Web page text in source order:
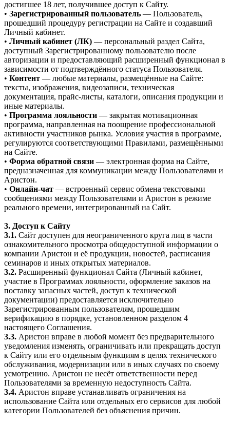
достигшее 18 лет, получившее доступ к Сайту.
• Зарегистрированный пользователь — Пользователь,
прошедший процедуру регистрации на Сайте и создавший
Личный кабинет.
• Личный кабинет (ЛК) — персональный раздел Сайта,
доступный Зарегистрированному пользователю после
авторизации и предоставляющий расширенный функционал в
зависимости от подтверждённого статуса Пользователя.
• Контент — любые материалы, размещённые на Сайте:
тексты, изображения, видеозаписи, техническая
документация, прайс-листы, каталоги, описания продукции и
иные материалы.
• Программа лояльности — закрытая мотивационная
программа, направленная на поощрение профессиональной
активности участников рынка. Условия участия в программе,
регулируются соответствующими Правилами, размещёнными
на Сайте.
• Форма обратной связи — электронная форма на Сайте,
предназначенная для коммуникации между Пользователями и
Аристон.
• Онлайн-чат — встроенный сервис обмена текстовыми
сообщениями между Пользователями и Аристон в режиме
реального времени, интегрированный на Сайт.
3. Доступ к Сайту
3.1. Сайт доступен для неограниченного круга лиц в части
ознакомительного просмотра общедоступной информации о
компании Аристон и её продукции, новостей, расписания
семинаров и иных открытых материалов.
3.2. Расширенный функционал Сайта (Личный кабинет,
участие в Программах лояльности, оформление заказов на
поставку запасных частей, доступ к технической
документации) предоставляется исключительно
Зарегистрированным пользователям, прошедшим
верификацию в порядке, установленном разделом 4
настоящего Соглашения.
3.3. Аристон вправе в любой момент без предварительного
уведомления изменять, ограничивать или прекращать доступ
к Сайту или его отдельным функциям в целях технического
обслуживания, модернизации или в иных случаях по своему
усмотрению. Аристон не несёт ответственности перед
Пользователями за временную недоступность Сайта.
3.4. Аристон вправе устанавливать ограничения на
использование Сайта или отдельных его сервисов для любой
категории Пользователей без объяснения причин.